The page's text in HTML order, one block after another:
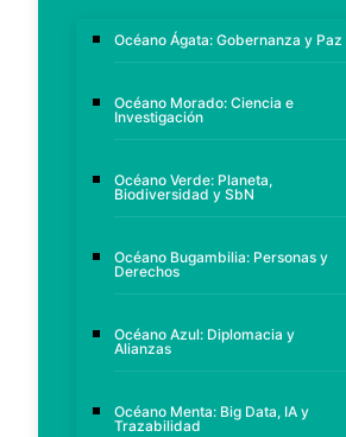
Océano Ágata: Gobernanza y Paz
Océano Morado: Ciencia e
Investigación
Océano Verde: Planeta,
Biodiversidad y SbN
Océano Bugambilia: Personas y
Derechos
Océano Azul: Diplomacia y
Alianzas
Océano Menta: Big Data, IA y
Trazabilidad